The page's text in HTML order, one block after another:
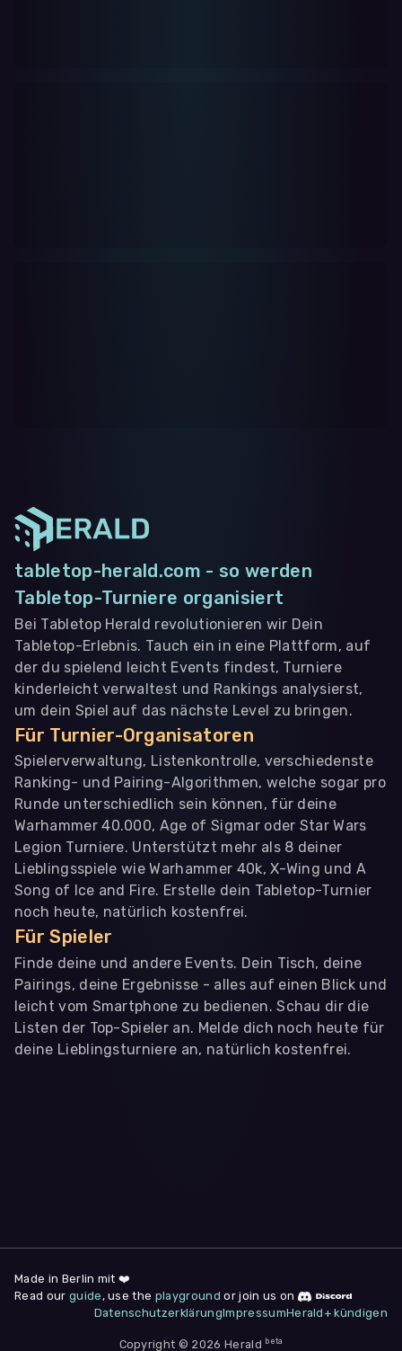
tabletop-herald.com - so werden
Tabletop-Turniere organisiert
Bei Tabletop Herald revolutionieren wir Dein
Tabletop-Erlebnis. Tauch ein in eine Plattform, auf
der du spielend leicht Events findest, Turniere
kinderleicht verwaltest und Rankings analysierst,
um dein Spiel auf das nächste Level zu bringen.
Für Turnier-Organisatoren
Spielerverwaltung, Listenkontrolle, verschiedenste
Ranking- und Pairing-Algorithmen, welche sogar pro
Runde unterschiedlich sein können, für deine
Warhammer 40.000, Age of Sigmar oder Star Wars
Legion Turniere. Unterstützt mehr als 8 deiner
Lieblingsspiele wie Warhammer 40k, X-Wing und A
Song of Ice and Fire. Erstelle dein Tabletop-Turnier
noch heute, natürlich kostenfrei.
Für Spieler
Finde deine und andere Events. Dein Tisch, deine
Pairings, deine Ergebnisse - alles auf einen Blick und
leicht vom Smartphone zu bedienen. Schau dir die
Listen der Top-Spieler an. Melde dich noch heute für
deine Lieblingsturniere an, natürlich kostenfrei.
deine Zustimmung jederzeit unter "
am Seitenende widerrufen.
Nur notwendige
Made in Berlin mit ❤️
Read our guide , use the playground or join us on
DatenschutzerklärungImpressumHerald+ kündigen
Copyright © 2026 Herald beta